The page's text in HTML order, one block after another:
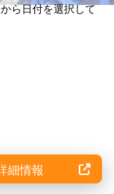
ら日付を選択して
細情報